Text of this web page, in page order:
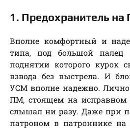
1. Предохранитель
Вполне комфортный и
типа, под большой
поднятии которого курок
взвода без выстрела. И
УСМ вполне надежно.
ПМ, стоящем на исправном
слышал ни разу. Даже при
патроном в патроннике